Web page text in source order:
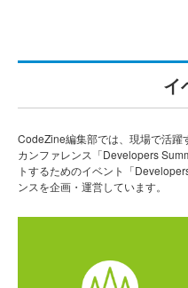
イ
CodeZine編集部では、現場で活躍
カンファレンス「Developers
トするためのイベント「
ンスを企画・運営しています。